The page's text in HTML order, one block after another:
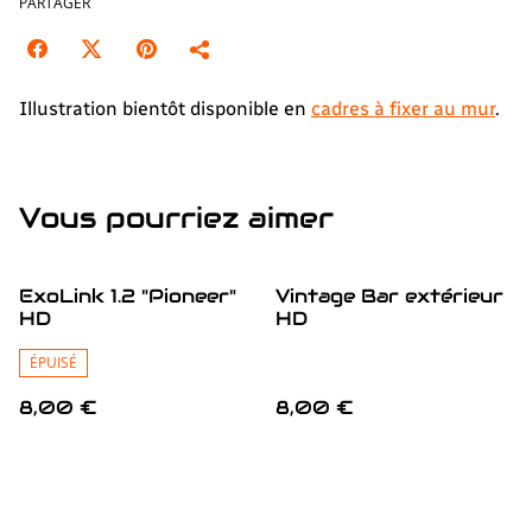
Illustration bientôt disponible en cadres à fixer au mur.
Vous pourriez aimer
ExoLink 1.2 "Pioneer"
HD
ÉPUISÉ
8,00 €
Vintage Bar extérieur
HD
8,00 €